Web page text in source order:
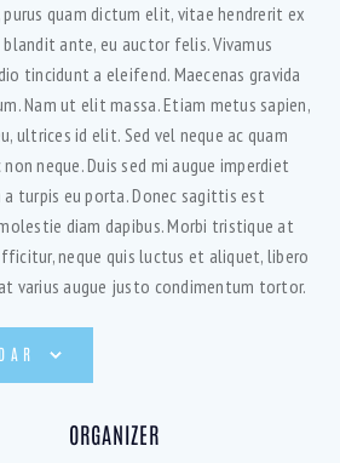
quam dictum elit, vitae hendrerit ex
ante, eu auctor felis. Vivamus
tincidunt a eleifend. Maecenas gravida
Nam ut elit massa. Etiam metus sapien,
ultrices id elit. Sed vel neque ac quam
neque. Duis sed mi augue imperdiet
turpis eu porta. Donec sagittis est
diam dapibus. Morbi tristique at
neque quis luctus et aliquet, libero
varius augue justo condimentum tortor.
ORGANIZER